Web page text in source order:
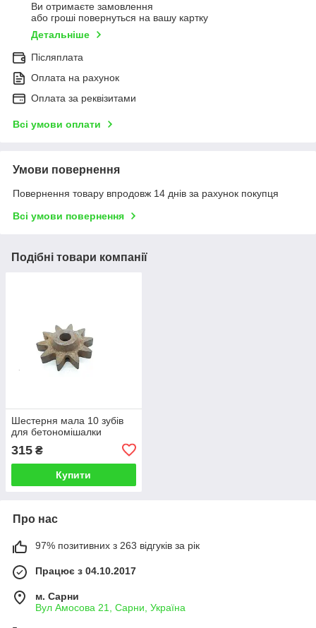
Ви отримаєте замовлення
або гроші повернуться на вашу картку
Детальніше
Післяплата
Оплата на рахунок
Оплата за реквізитами
Всі умови оплати
Умови повернення
Повернення товару впродовж 14 днів за рахунок покупця
Всі умови повернення
Подібні товари компанії
Шестерня мала 10 зубів
для бетономішалки
315 ₴
Купити
Про нас
97% позитивних з 263 відгуків за рік
Працює з 04.10.2017
м. Сарни
Вул Амосова 21, Сарни, Україна